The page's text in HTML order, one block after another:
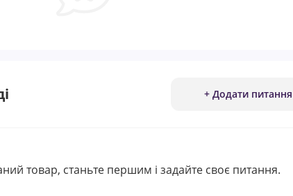
+ Додати питання
товар, станьте першим і задайте своє питання.